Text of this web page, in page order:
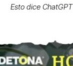
Esto dice